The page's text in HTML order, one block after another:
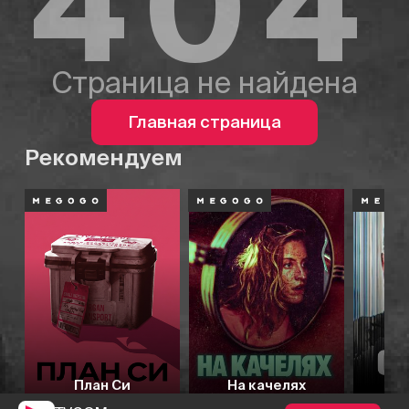
Страница не найдена
Главная страница
Рекомендуем
План Си На качелях